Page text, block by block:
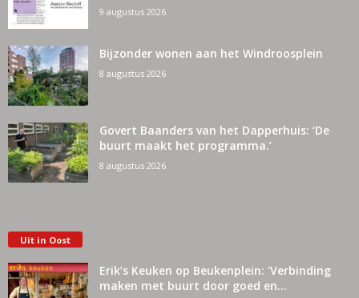
9 augustus 2026
Bijzonder wonen aan het Windroosplein
8 augustus 2026
Govert Baanders van het Dapperhuis: ‘De
buurt maakt het programma.’
8 augustus 2026
Uit in Oost
Erik’s Keuken op Beukenplein: ‘Verbinding
maken met buurt door goed en...